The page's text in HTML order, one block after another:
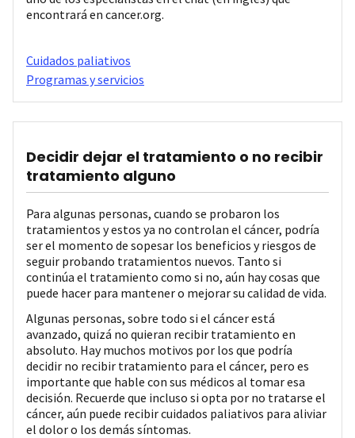
encontrará en cancer.org.
Cuidados paliativos
Programas y servicios
Decidir dejar el tratamiento o no recibir
tratamiento alguno
Para algunas personas, cuando se probaron los
tratamientos y estos ya no controlan el cáncer, podría
ser el momento de sopesar los beneficios y riesgos de
seguir probando tratamientos nuevos. Tanto si
continúa el tratamiento como si no, aún hay cosas que
puede hacer para mantener o mejorar su calidad de vida.
Algunas personas, sobre todo si el cáncer está
avanzado, quizá no quieran recibir tratamiento en
absoluto. Hay muchos motivos por los que podría
decidir no recibir tratamiento para el cáncer, pero es
importante que hable con sus médicos al tomar esa
decisión. Recuerde que incluso si opta por no tratarse el
cáncer, aún puede recibir cuidados paliativos para aliviar
el dolor o los demás síntomas.